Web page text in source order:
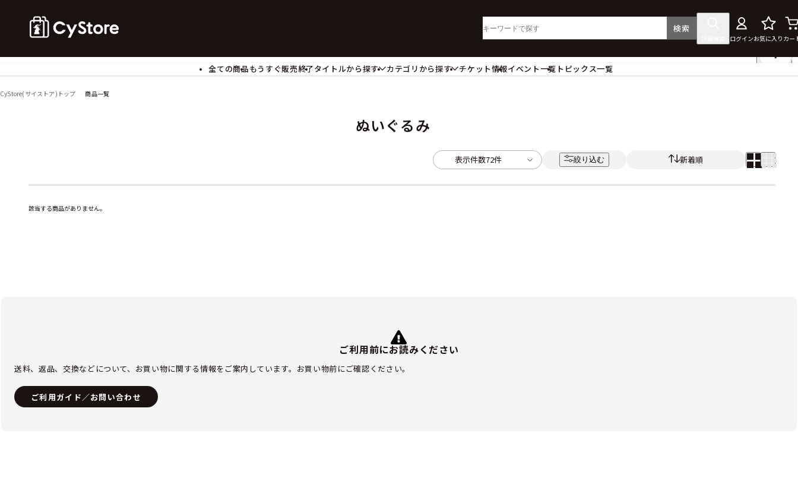
検索
ログインお気に入り カー
全ての商品もうすぐ販売終了タイトルから探す
カテゴリから探す
アクリルスタンド
カードスリーブ・カード収納ケース
アパレル小物
アクセサリー
チケット情報イベント一覧 トピックス一覧
CyStore(サイストア)トップ 商品一覧
ぬいぐるみ
表示件数72件 絞り込む 新着順
該当する商品がありません。
ご利用前にお読みください
送料、返品、交換などについて、お買い物に関する情報をご案内しています。お買い物前にご確認ください。
ご利用ガイド／お問い合わせ